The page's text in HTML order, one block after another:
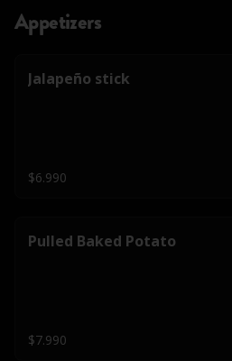
Appetizers
Jalapeño stick
$6.990
Pulled Baked Potato
$7.990